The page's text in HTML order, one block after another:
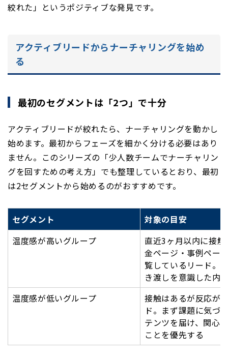
絞れた」というポジティブな発見です。
アクティブリードからナーチャリングを始め
る
最初のセグメントは「2つ」で十分
アクティブリードが絞れたら、ナーチャリングを動かし
始めます。最初からフェーズを細かく分ける必要はあり
ません。このシリーズの「少人数チームでナーチャリン
グを回すための考え方」でも整理しているとおり、最初
は2セグメントから始めるのがおすすめです。
セグメント
対象の目安
温度感が高いグループ
直近3ヶ月以内に接
金ページ・事例ペー
覧しているリード。
き渡しを意識した内
温度感が低いグループ
接触はあるが反応が
ド。まず課題に気づ
テンツを届け、関心
ことを優先する